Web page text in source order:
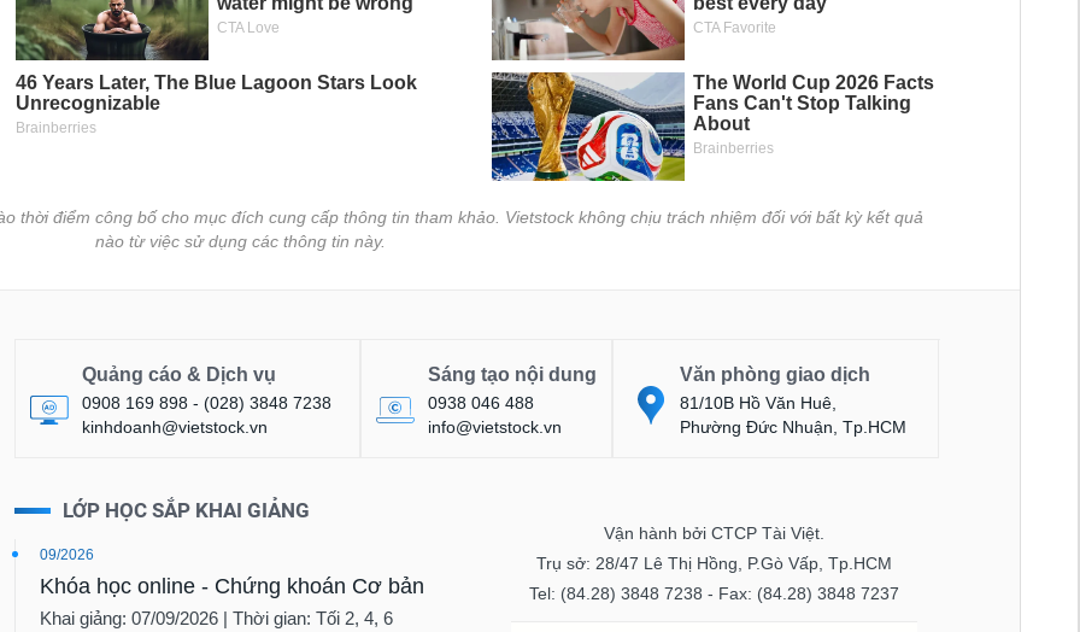
thời điểm công bố cho mục đích cung cấp thông tin tham khảo. Vietstock không chịu trách nhiệm đối với bất kỳ kết quả
nào từ việc sử dụng các thông tin này.
Quảng cáo & Dịch vụ
0908 169 898 - (028) 3848 7238
kinhdoanh@vietstock.vn
Sáng tạo nội dung
0938 046 488
info@vietstock.vn
Văn phòng giao dịch
81/10B Hồ Văn Huê,
Phường Đức Nhuận, Tp.HCM
LỚP HỌC SẮP KHAI GIẢNG
09/2026
Khóa học online - Chứng khoán Cơ bản
Khai giảng: 07/09/2026 | Thời gian: Tối 2, 4, 6
Vận hành bởi CTCP Tài Việt.
Trụ sở: 28/47 Lê Thị Hồng, P.Gò Vấp, Tp.HCM
Tel: (84.28) 3848 7238 - Fax: (84.28) 3848 7237